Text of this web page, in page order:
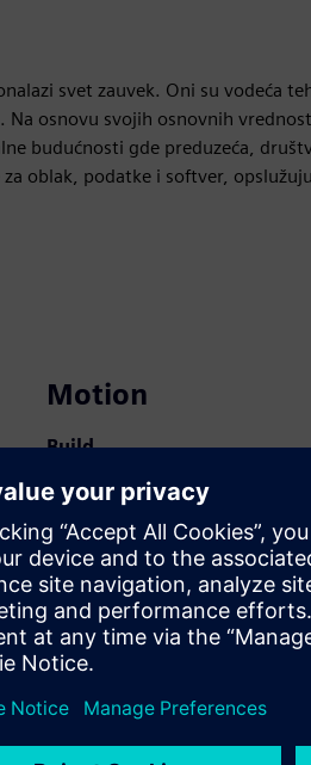
svet zauvek. Oni su vodeća
osnovu svojih osnovnih
budućnosti gde preduzeća,
oblak, podatke i softver,
Motion
Build
Extends or builds on a
solution by creating a new
customer solution via
product and own product
Service
Provides a service for a
product/solution that helps the
integrate, operate or maintain it